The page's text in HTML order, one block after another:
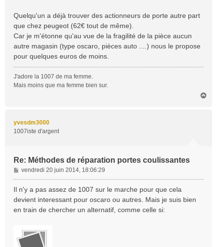
g
e
Quelqu'un a déjà trouver des actionneurs de porte autre part
que chez peugeot (62€ tout de même).
Car je m'étonne qu'au vue de la fragilité de la pièce aucun
autre magasin (type oscaro, pièces auto ....) nous le propose
pour quelques euros de moins.
J'adore la 1007 de ma femme.
Mais moins que ma femme bien sur.
yvesdm3000
1007iste d'argent
Re: Méthodes de réparation portes coulissantes
M
e
s
g
vendredi 20 juin 2014, 18:06:29
Il n'y a pas assez de 1007 sur le marche pour que cela
devient interessant pour oscaro ou autres. Mais je suis bien
en train de chercher un alternatif, comme celle si: